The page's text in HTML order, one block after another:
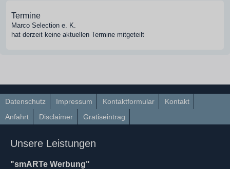
Termine
Marco Selection e. K.
hat derzeit keine aktuellen Termine mitgeteilt
Datenschutz Impressum Kontaktformular
Kontakt
Anfahrt
Disclaimer Gratiseintrag
Unsere Leistungen
"smARTe Werbung"